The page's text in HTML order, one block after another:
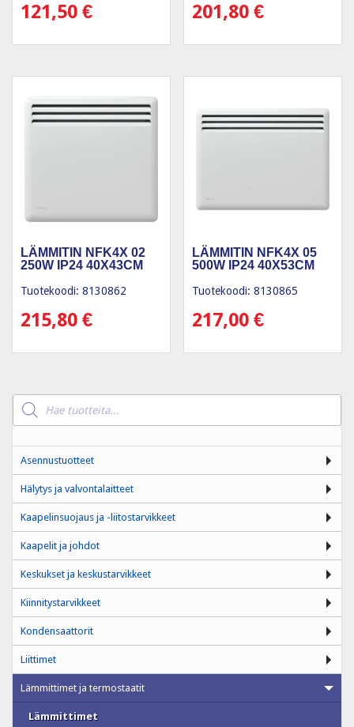
121,50 € 201,80€
LÄMMITIN NFK4X 02
250W IP24 40X43CM
Tuotekoodi: 8130862
215,80 €
LÄMMITIN NFK4X 05
500W IP24 40X53CM
Tuotekoodi: 8130865
217,00€
Products
search
Asennustuotteet
Hälytys ja valvontalaitteet
Kaapelinsuojaus ja -liitostarvikkeet
Kaapelit ja johdot
Keskukset ja keskustarvikkeet
Kiinnitystarvikkeet
Kondensaattorit
Liittimet
Lämmittimet ja termostaatit
Lämmittimet